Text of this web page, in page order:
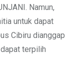
Namun,
untuk dapat
Cibiru dianggap
terpilih